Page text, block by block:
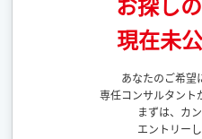
現在未
あなたのご希望
専任コンサルタント
まずは、カ
エントリー